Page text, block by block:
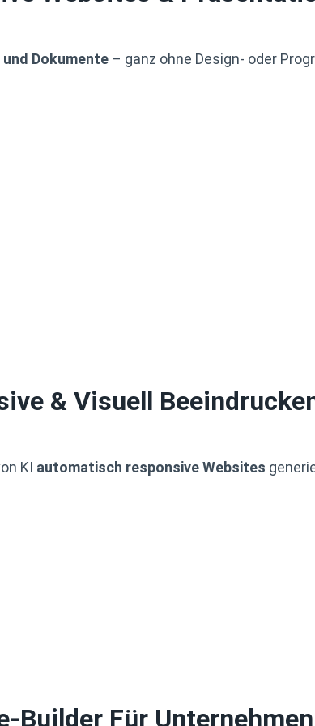
Dokumente – ganz ohne Design- oder
& Visuell
KI automatisch responsive Websites
Builder Für Unternehmen